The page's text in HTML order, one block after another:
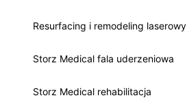
Resurfacing i remodeling laserowy
Storz Medical fala uderzeniowa
Storz Medical rehabilitacja